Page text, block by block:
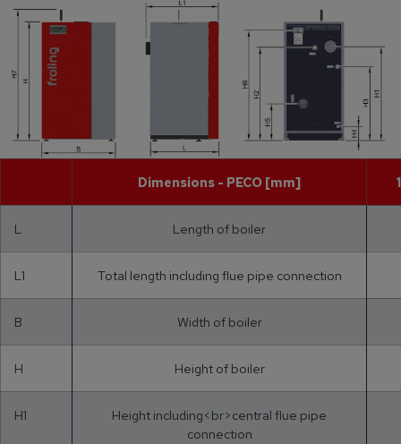
Dimensions - PECO [mm]
L Length of boiler
L1 Total length including flue pipe connection
B Width of boiler
H Height of boiler
H1
Height including<br>central flue pipe
connection